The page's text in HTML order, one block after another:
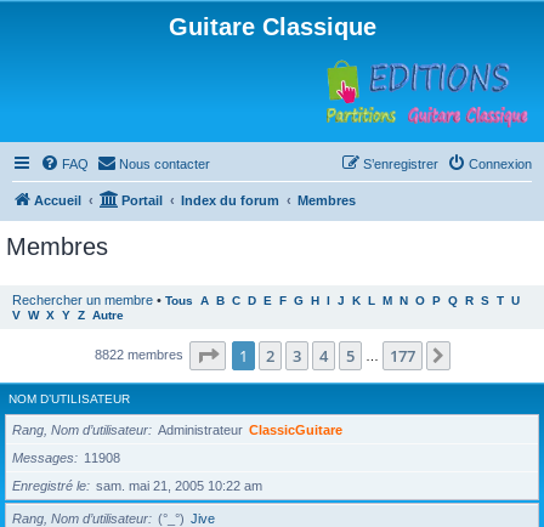
Guitare Classique
FAQ Nous contacter Connexion
S’enregistrer
Accueil Portail Index du forum Membres
Membres
Rechercher un membre • Tous A B C D E F G H I J K L M N O P Q R S T U
V W X Y Z Autre
8822 membres Page 1sur177
1 2 3 4 5 177
NOM D’UTILISATEUR
Rang, Nom d’utilisateur Administrateur ClassicGuitare
Messages
11908
Enregistré le
sam. mai 21, 2005 10:22 am
Rang, Nom d’utilisateur (°_°) Jive